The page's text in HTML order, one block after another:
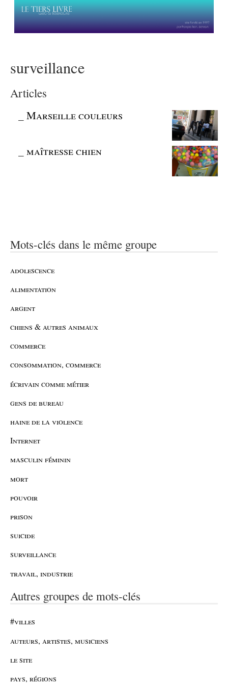
surveillance
Articles
_Marseille couleurs
_maîtresse chien
Mots-clés dans le même groupe
adolescence
alimentation
argent
chiens & autres animaux
commerce
consommation, commerce
écrivain comme métier
gens de bureau
haine de la violence
Internet
masculin féminin
mort
pouvoir
prison
suicide
surveillance
travail, industrie
Autres groupes de mots-clés
#villes
auteurs, artistes, musiciens
le site
pays, régions